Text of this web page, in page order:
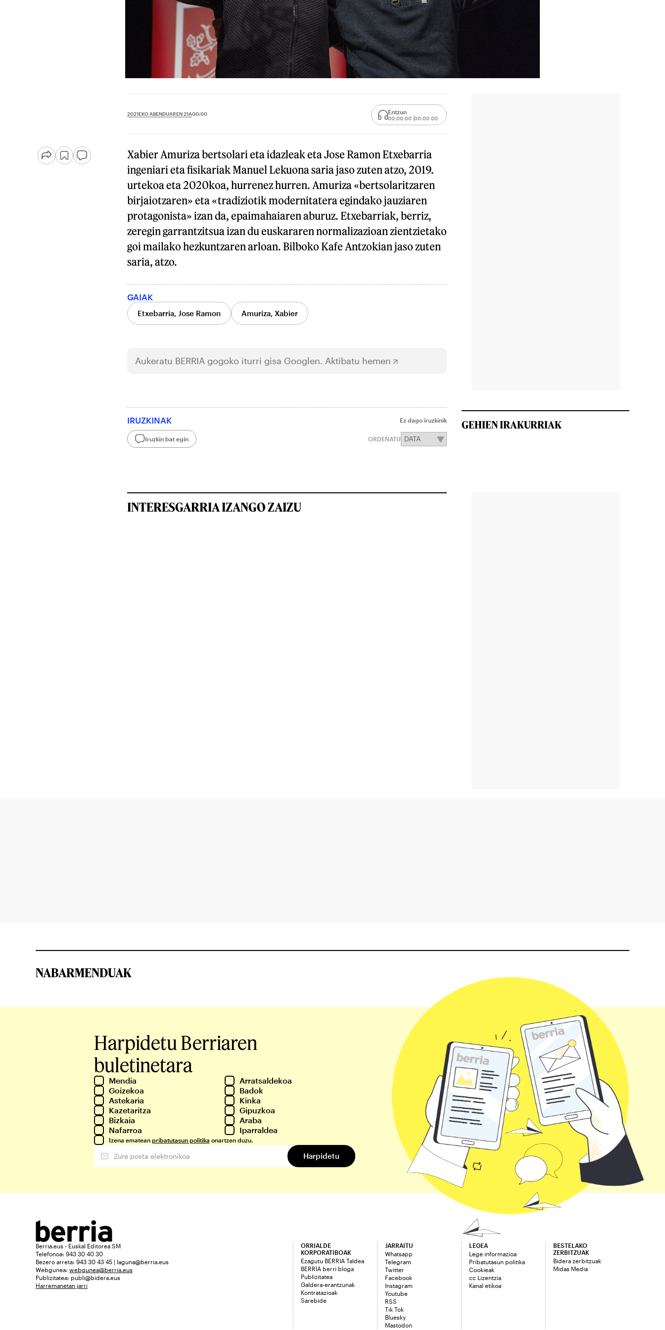
2021EKO ABENDUAREN 21A00:00 Entzun
00:00:00 00:00:00
Xabier Amuriza bertsolari eta idazleak eta Jose Ramon Etxebarria
ingeniari eta fisikariak Manuel Lekuona saria jaso zuten atzo, 2019.
urtekoa eta 2020koa, hurrenez hurren. Amuriza «bertsolaritzaren
birjaiotzaren» eta «tradiziotik modernitatera egindako jauziaren
protagonista» izan da, epaimahaiaren aburuz. Etxebarriak, berriz,
zeregin garrantzitsua izan du euskararen normalizazioan zientzietako
goi mailako hezkuntzaren arloan. Bilboko Kafe Antzokian jaso zuten
saria, atzo.
GAIAK
Etxebarria, Jose Ramon Amuriza, Xabier
Aukeratu BERRIA gogoko iturri gisa Googlen. Aktibatu hemen
IRUZKINAK Ez dago iruzkinik
Iruzkin bat egin ORDENATU
GEHIEN IRAKURRIAK
INTERESGARRIA IZANGO ZAIZU
NABARMENDUAK
Harpidetu Berriaren
buletinetara
Mendia
Arratsaldekoa
Goizekoa
Badok
Astekaria
Kinka
Kazetaritza
Gipuzkoa
Bizkaia
Araba
Nafarroa
Iparraldea
Izena ematean pribatutasun politika onartzen duzu.
Berria.eus - Euskal Editorea SM
Telefonoa: 943 30 40 30
Bezero arreta: 943 30 43 45 | laguna@berria.eus
Webgunea: webgunea@berria.eus
Publizitatea: publi@bidera.eus
Harremanetan jarri
ORRIALDE
KORPORATIBOAK
Ezagutu BERRIA Taldea
BERRIA berri bloga
Publizitatea
Galdera-erantzunak
Kontratazioak
Sarebide
JARRAITU
Whatsapp
Telegram
Twitter
Facebook
Instagram
Youtube
RSS
Tik Tok
Bluesky
Mastodon
LEGEA
Lege informazioa
Pribatutasun politika
Cookieak
cc Lizentzia
Kanal etikoa
BESTELAKO
ZERBITZUAK
Bidera zerbitzuak
Midas Media